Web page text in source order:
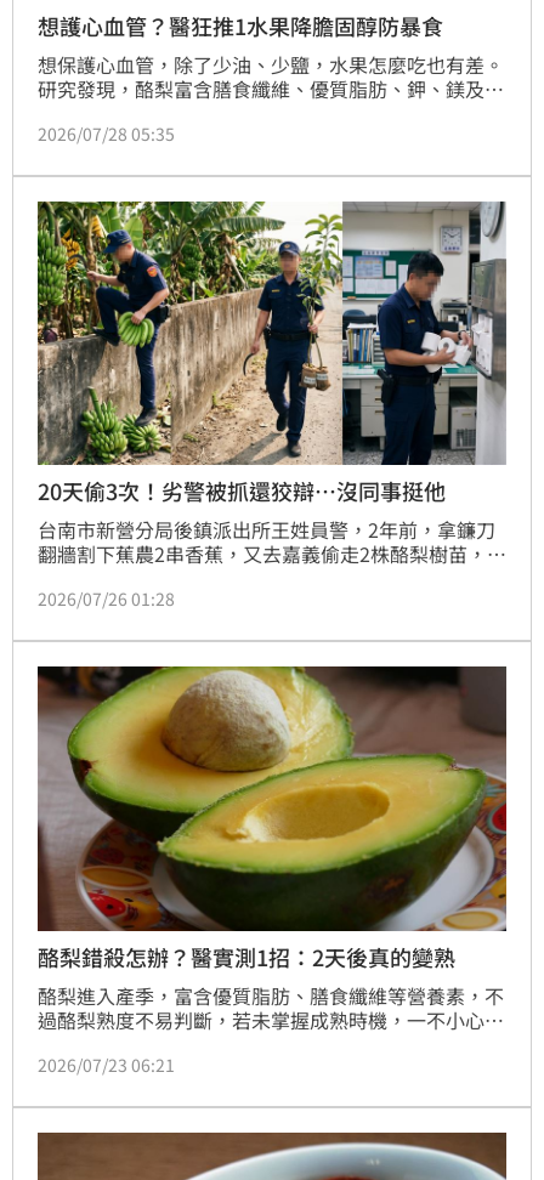
想護心血管？醫狂推1水果降膽固醇防暴食
想保護心血管，除了少油、少鹽，水果怎麼吃也有差。
研究發現，酪梨富含膳食纖維、優質脂肪、鉀、鎂及多
病的風險越低，同時還能增加飽足感，減少暴飲暴食。
2026/07/28 05:35
20天偷3次！劣警被抓還狡辯…沒同事挺他
台南市新營分局後鎮派出所王姓員警，2年前，拿鐮刀
翻牆割下蕉農2串香蕉，又去嘉義偷走2株酪梨樹苗，甚
檢警搜索，他起初不認罪，但同事跟受害人出面指證歷
判刑10個月有期徒刑，皆可易科罰金，沒收或追徵未扣
案衛生紙1袋，可上訴。
2026/07/26 01:28
酪梨錯殺怎辦？醫實測1招：2天後真的變熟
酪梨進入產季，富含優質脂肪、膳食纖維等營養素，不
過酪梨熟度不易判斷，若未掌握成熟時機，一不小心就
7顆酪梨，未料有1顆還沒有熟，讓他傷透腦筋，趕緊封
2026/07/23 06:21